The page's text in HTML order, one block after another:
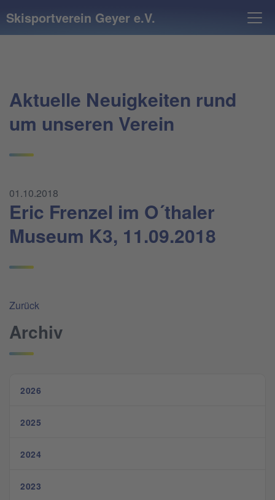
Skisportverein Geyer e.V.
Aktuelle Neuigkeiten rund
um unseren Verein
Eric Frenzel im O´thaler
Museum K3, 11.09.2018
01.10.2018
Zurück
Archiv
2026
2025
2024
2023